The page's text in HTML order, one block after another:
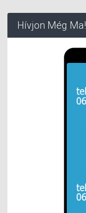
Hívjon Még Ma!